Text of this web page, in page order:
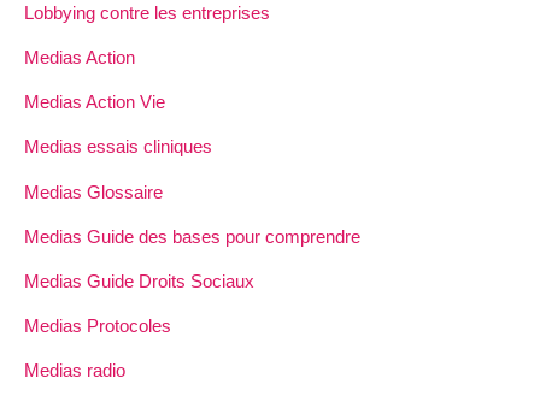
Lobbying contre les entreprises
Medias Action
Medias Action Vie
Medias essais cliniques
Medias Glossaire
Medias Guide des bases pour comprendre
Medias Guide Droits Sociaux
Medias Protocoles
Medias radio